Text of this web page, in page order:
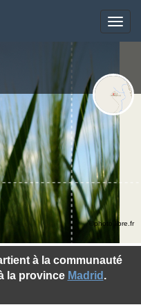
Toggle
à la communauté
la province Madrid .
©photo-libre.fr
Toggle